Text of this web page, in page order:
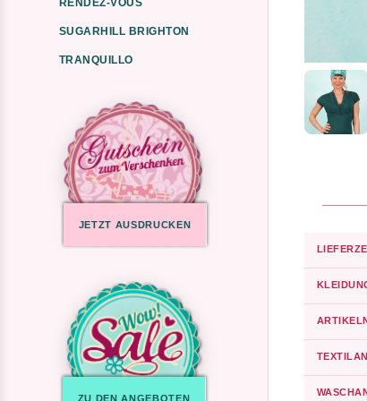
RENDEZ-VOUS
SUGARHILL BRIGHTON
TRANQUILLO
JETZT AUSDRUCKEN
ZU DEN ANGEBOTEN